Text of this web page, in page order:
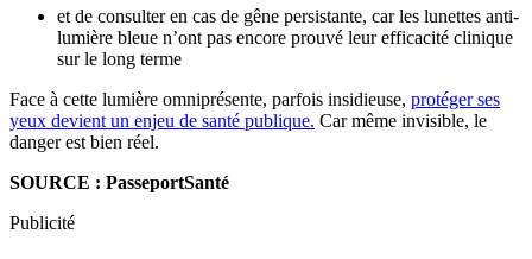
et de consulter en cas de gêne persistante, car les lunettes anti-
lumière bleue n’ont pas encore prouvé leur efficacité clinique
sur le long terme
Face à cette lumière omniprésente, parfois insidieuse, protéger ses
yeux devient un enjeu de santé publique. Car même invisible, le
danger est bien réel.
SOURCE : PasseportSanté
Publicité